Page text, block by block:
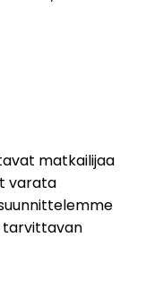
matkailijaa
varata
tarvittavan